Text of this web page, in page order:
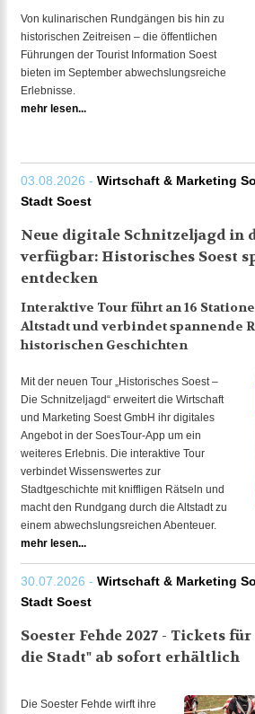
Von kulinarischen Rundgängen bis hin zu
historischen Zeitreisen – die öffentlichen
Führungen der Tourist Information Soest
bieten im September abwechslungsreiche
Erlebnisse.
mehr lesen...
03.08.2026 - Wirtschaft & Marketing
Stadt Soest
Neue digitale Schnitzeljagd in
verfügbar: Historisches Soest
entdecken
Interaktive Tour führt an 16
Altstadt und verbindet spannende
historischen Geschichten
Mit der neuen Tour „Historisches Soest –
Die Schnitzeljagd“ erweitert die Wirtschaft
und Marketing Soest GmbH ihr digitales
Angebot in der SoesTour-App um ein
weiteres Erlebnis. Die interaktive Tour
verbindet Wissenswertes zur
Stadtgeschichte mit kniffligen Rätseln und
macht den Rundgang durch die Altstadt zu
einem abwechslungsreichen Abenteuer.
mehr lesen...
30.07.2026 - Wirtschaft & Marketing
Stadt Soest
Soester Fehde 2027 - Tickets
die Stadt" ab sofort erhältlich
Die Soester Fehde wirft ihre